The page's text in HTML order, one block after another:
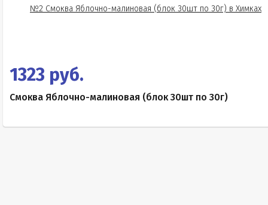
1323 руб.
Смоква Яблочно-малиновая (блок 30шт по 30г)